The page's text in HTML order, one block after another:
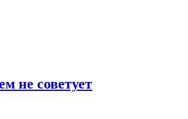
не советует